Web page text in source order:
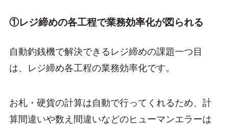
①レジ締めの各工程で業務効率化が図られる
自動釣銭機で解決できるレジ締めの課題一つ目
は、レジ締め各工程の業務効率化です。
お札・硬貨の計算は自動で行ってくれるため、計
算間違いや数え間違いなどのヒューマンエラーは